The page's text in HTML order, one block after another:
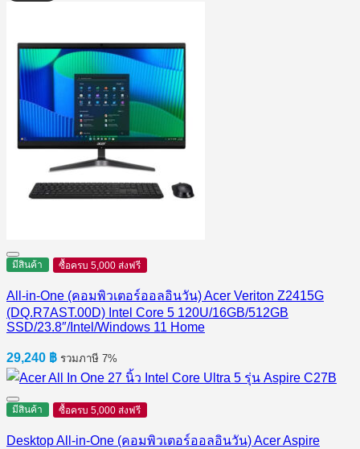
มีสินค้า ซื้อครบ 5,000 ส่งฟรี
All-in-One (คอมพิวเตอร์ออลอินวัน) Acer Veriton Z2415G
(DQ.R7AST.00D) Intel Core 5 120U/16GB/512GB
SSD/23.8″/Intel/Windows 11 Home
29,240 ฿ รวมภาษี 7%
มีสินค้า ซื้อครบ 5,000 ส่งฟรี
Desktop All-in-One (คอมพิวเตอร์ออลอินวัน) Acer Aspire